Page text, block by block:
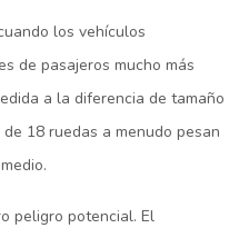
los vehículos
de pasajeros mucho más
a la diferencia de tamaño
18 ruedas a menudo pesan
peligro potencial. El